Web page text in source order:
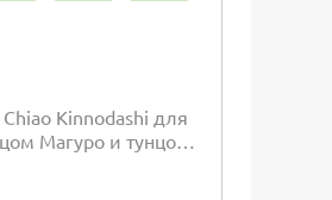
Kinnodashi для
Магуро и тунцом